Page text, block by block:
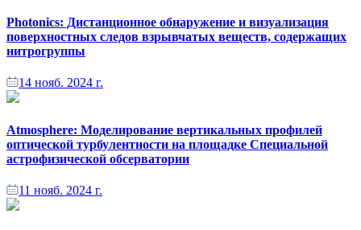
Photonics: Дистанционное обнаружение и визуализация
поверхностных следов взрывчатых веществ, содержащих
нитрогруппы
14 нояб. 2024 г.
Atmosphere: Моделирование вертикальных профилей
оптической турбулентности на площадке Специальной
астрофизической обсерватории
11 нояб. 2024 г.